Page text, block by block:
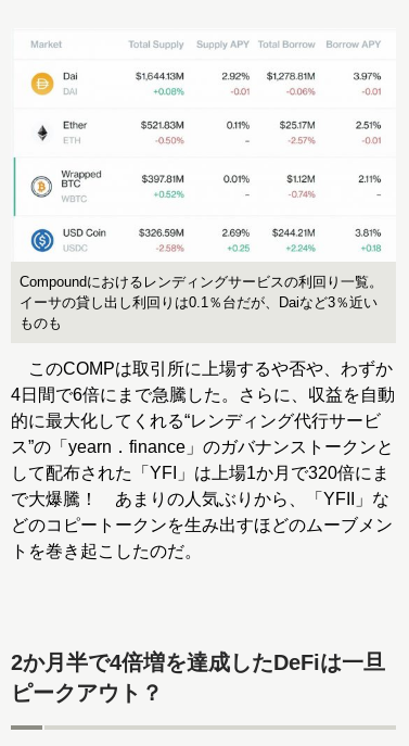
Compoundにおけるレンディングサービスの利回り一覧。
イーサの貸し出し利回りは0.1％台だが、Daiなど3％近い
ものも
このCOMPは取引所に上場するや否や、わずか
4日間で6倍にまで急騰した。さらに、収益を自動
的に最大化してくれる“レンディング代行サービ
ス”の「yearn．finance」のガバナンストークンと
して配布された「YFI」は上場1か月で320倍にま
で大爆騰！ あまりの人気ぶりから、「YFII」な
どのコピートークンを生み出すほどのムーブメン
トを巻き起こしたのだ。
2か月半で4倍増を達成したDeFiは一旦
ピークアウト？